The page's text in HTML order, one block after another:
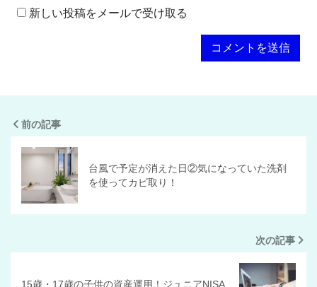
新しい投稿をメールで受け取る
前の記事
台風で予定が消えた日②気になっていた洗剤
を使ってカビ取り！
次の記事
15歳・17歳の子供の資産運用！ジュニアNISA